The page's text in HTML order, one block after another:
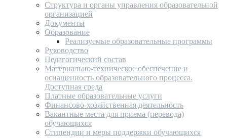
Структура и органы управления образовательной
организацией
Документы
Образование
Реализуемые образовательные программы
Руководство
Педагогический состав
Материально-техническое обеспечение и
оснащенность образовательного процесса.
Доступная среда
Платные образовательные услуги
Финансово-хозяйственная деятельность
Вакантные места для приема (перевода)
обучающихся
Стипендии и меры поддержки обучающихся